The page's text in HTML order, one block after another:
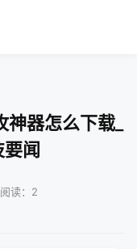
器怎么下载_
闻
读：2